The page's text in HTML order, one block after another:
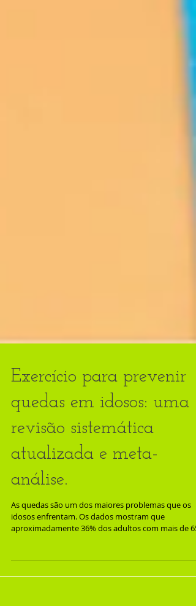
Exercício para prevenir
quedas em idosos: uma
revisão sistemática
atualizada e meta-
análise.
As quedas são um dos maiores problemas que os
aproximadamente 36% dos adultos com mais de 65